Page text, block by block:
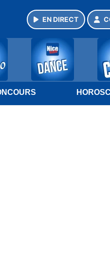
EN DIRECT